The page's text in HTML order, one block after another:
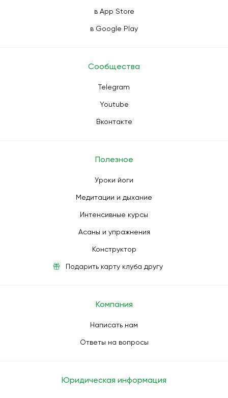
в App Store
в Google Play
Сообщества
Telegram
Youtube
Вконтакте
Полезное
Уроки йоги
Медитации и дыхание
Интенсивные курсы
Асаны и упражнения
Конструктор
Подарить карту клуба другу
Компания
Написать нам
Ответы на вопросы
Юридическая информация